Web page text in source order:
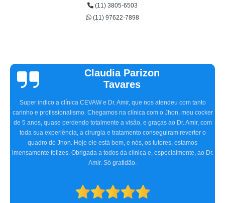
(11) 3805-6503
(11) 97622-7898
Vinicius
Sallinas
preocupados porque frequentemente nosso pet, o Ozzy, ficava com o olho
irritado, às vezes quase fechado. O Doutor Amir, na primeira consulta,
detectou o problema, receitou os remédios necessários, e realizamos dois
procedimentos cirúrgicos com excelência. O atendimento e
acompanhamento foram ótimos desde a primeira consulta até o pós-
operatório. Indicamos a clínica para consultas oftalmológicas e qualquer
especialidade que atendam.